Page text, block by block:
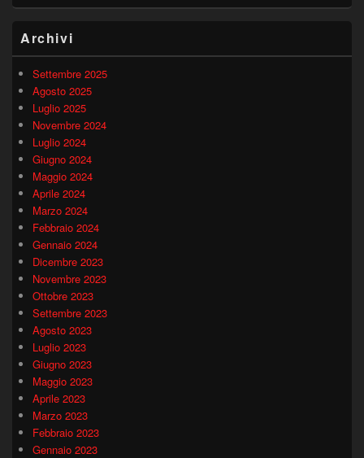
Archivi
Settembre 2025
Agosto 2025
Luglio 2025
Novembre 2024
Luglio 2024
Giugno 2024
Maggio 2024
Aprile 2024
Marzo 2024
Febbraio 2024
Gennaio 2024
Dicembre 2023
Novembre 2023
Ottobre 2023
Settembre 2023
Agosto 2023
Luglio 2023
Giugno 2023
Maggio 2023
Aprile 2023
Marzo 2023
Febbraio 2023
Gennaio 2023